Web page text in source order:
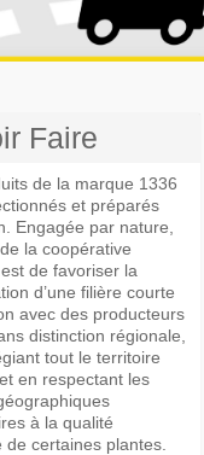
Faire
de la marque 1336
et préparés
Engagée par nature,
de la coopérative
de favoriser la
d’une filière courte
avec des producteurs
distinction régionale,
tout le territoire
en respectant les
à la qualité
de certaines plantes.